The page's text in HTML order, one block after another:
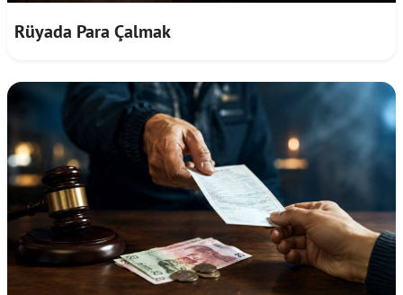
Rüyada Para Çalmak